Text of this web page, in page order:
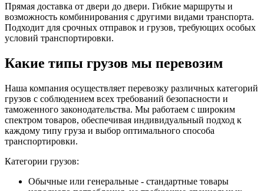
Прямая доставка от двери до двери. Гибкие маршруты и
возможность комбинирования с другими видами транспорта.
Подходит для срочных отправок и грузов, требующих особых
условий транспортировки.
Какие типы грузов мы перевозим
Наша компания осуществляет перевозку различных категорий
грузов с соблюдением всех требований безопасности и
таможенного законодательства. Мы работаем с широким
спектром товаров, обеспечивая индивидуальный подход к
каждому типу груза и выбор оптимального способа
транспортировки.
Категории грузов:
Обычные или генеральные - стандартные товары